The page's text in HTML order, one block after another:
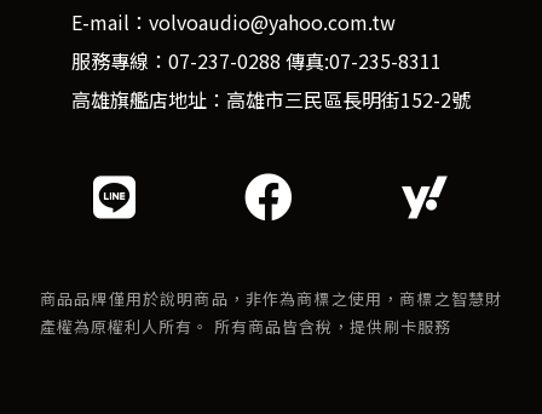
E-mail：volvoaudio@yahoo.com.tw
服務專線：07-237-0288 傳真:07-235-8311
高雄旗艦店地址：高雄市三民區長明街152-2號
商品品牌僅用於說明商品，非作為商標之使用，商標之智慧財
產權為原權利人所有。 所有商品皆含稅，提供刷卡服務